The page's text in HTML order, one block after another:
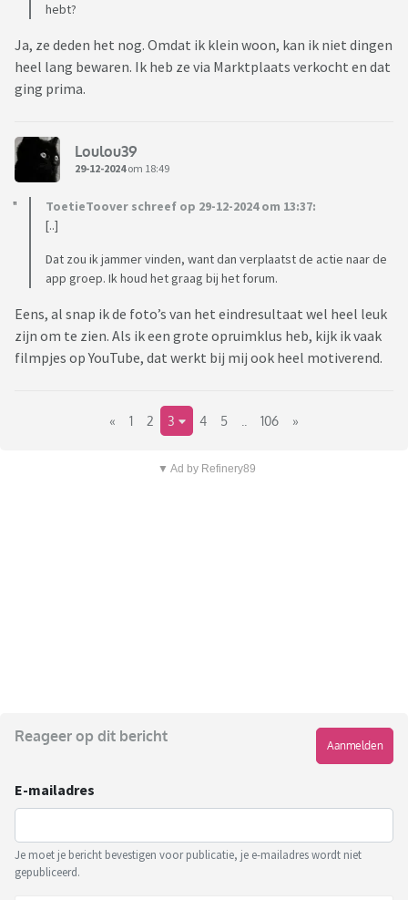
hebt?
Ja, ze deden het nog. Omdat ik klein woon, kan ik niet dingen
heel lang bewaren. Ik heb ze via Marktplaats verkocht en dat
ging prima.
Loulou39
29-12-2024om 18:49
ToetieToover schreef op 29-12-2024 om 13:37:
[..]
Dat zou ik jammer vinden, want dan verplaatst de actie naar de
app groep. Ik houd het graag bij het forum.
Eens, al snap ik de foto’s van het eindresultaat wel heel leuk
zijn om te zien. Als ik een grote opruimklus heb, kijk ik vaak
filmpjes op YouTube, dat werkt bij mij ook heel motiverend.
« 1 2 3 4 5 106 »
▼ Ad by Refinery89
Reageer op dit bericht
Aanmelden
E-mailadres
Je moet je bericht bevestigen voor publicatie, je e-mailadres wordt niet
gepubliceerd.